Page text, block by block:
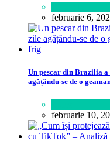
februarie 6,
Un pescar din Brazilia
agățându-se de o
februarie 10,